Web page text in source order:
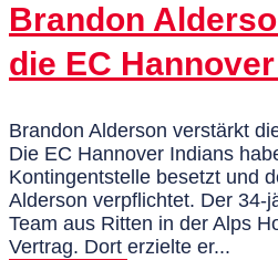
Brandon
die EC
Brandon Alderson verstärkt
Die EC Hannover Indians
Kontingentstelle besetzt und
Alderson verpflichtet. Der 34-
Team aus Ritten in der Alps
Vertrag. Dort erzielte er...